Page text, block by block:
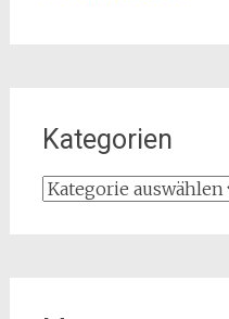
Kategorien
Kategorien